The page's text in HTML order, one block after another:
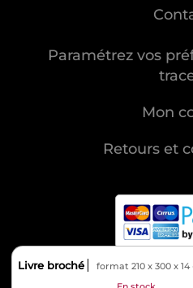
Livre broché format 210 x 300 x 14
Paramétrez vos
Mon
Retours et
MENTIONS